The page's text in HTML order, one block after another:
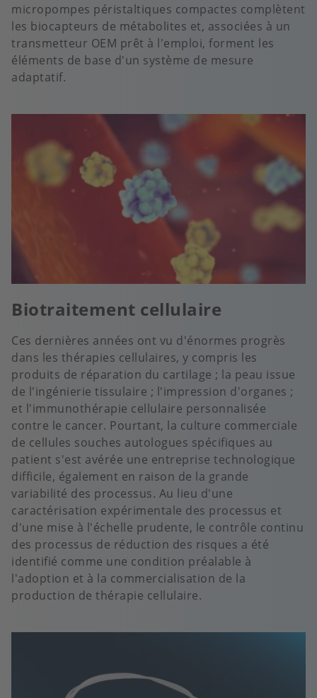
micropompes péristaltiques compactes complètent
les biocapteurs de métabolites et, associées à un
transmetteur OEM prêt à l'emploi, forment les
éléments de base d'un système de mesure
adaptatif.
Biotraitement cellulaire
Ces dernières années ont vu d'énormes progrès
dans les thérapies cellulaires, y compris les
produits de réparation du cartilage ; la peau issue
de l'ingénierie tissulaire ; l'impression d'organes ;
et l'immunothérapie cellulaire personnalisée
contre le cancer. Pourtant, la culture commerciale
de cellules souches autologues spécifiques au
patient s'est avérée une entreprise technologique
difficile, également en raison de la grande
variabilité des processus. Au lieu d'une
caractérisation expérimentale des processus et
d'une mise à l'échelle prudente, le contrôle continu
des processus de réduction des risques a été
identifié comme une condition préalable à
l'adoption et à la commercialisation de la
production de thérapie cellulaire.